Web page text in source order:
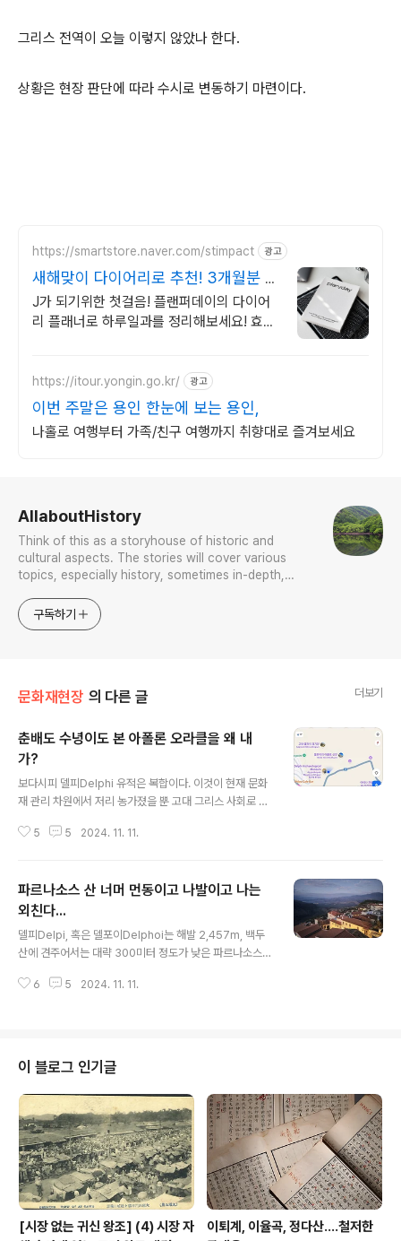
그리스 전역이 오늘 이렇지 않았나 한다.
상황은 현장 판단에 따라 수시로 변동하기 마련이다.
https://smartstore.naver.com/stimpact 광고
새해맞이 다이어리로 추천! 3개월분 다
이어리
J가 되기위한 첫걸음! 플랜퍼데이의 다이어
리 플래너로 하루일과를 정리해보세요! 효율
https://itour.yongin.go.kr/ 광고
이번 주말은 용인 한눈에 보는 용인,
나홀로 여행부터 가족/친구 여행까지 취향대로 즐겨보세요
AllaboutHistory
Think of this as a storyhouse of historic and
cultural aspects. The stories will cover various
topics, especially history, sometimes in-depth,
approach will be to resist any common sense or
generalized viewpoint
구독하기
문화재현장 의 다른 글 더보기
춘배도 수녕이도 본 아폴론 오라클을 왜 내
가?
보다시피 델피Delphi 유적은 복합이다. 이것이 현재 문화
재 관리 차원에서 저리 농가졌을 뿐 고대 그리스 사회로 돌
도 해야 하니 공연장도 있고 스타디움도 있다. 이짝 델포이
Delphi Αρχαίο Γυμνάσιο Δελφών 과 아테나 프로
나이아 신전(오라클) Θόλος της Αθηνάς Προναίας
이라 이름 붙은 데인데 계속 구글에 임시휴업 중이라는 고
시가 보이고 이쪽에서 아무리 봐도 관람객이 안 보여 수상
는 데 아니겠는가? 뭐 진짜 신의 계시가 있었는지..
5 5 2024. 11. 11.
파르나소스 산 너머 먼동이고 나발이고 나는
외친다...
델피Delpi, 혹은 델포이Delphoi는 해발 2,457m, 백두
산에 견주어서는 대략 300미터 정도가 낮은 파르나소스Π
험함을 풍기는 그런 부피 큰 산 기슭 혹은 중턱에 자리한다.
험 하나밖에는 설명할 도리가 없다. 이 산을 뚫고서 어제
나는 테베를 지나 델피로 입성했다. 이곳에 여장을 풀었으
니 아직 산은 내려가지 못한 상태다.지금 머무는 곳 해발 고
도가 어찌되는지 해발고도를 재어봐야겠지만, 그런 한가한
놀음 하고 싶지는 않고암튼, 먼통이 트기 시작하는 지금 다
시 창..
6 5 2024. 11. 11.
이 블로그 인기글
[시장 없는 귀신 왕조] (4) 시장 자
이퇴계, 이율곡, 정다산....철저한